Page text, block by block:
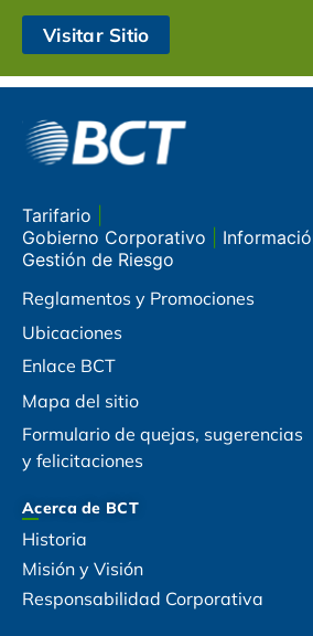
Visitar Sitio
Tarifario
Gobierno Corporativo
Gestión de Riesgo
Reglamentos y Promociones
Ubicaciones
Enlace BCT
Mapa del sitio
Formulario de quejas, sugerencias
y felicitaciones
Acerca de BCT
Historia
Misión y Visión
Responsabilidad Corporativa